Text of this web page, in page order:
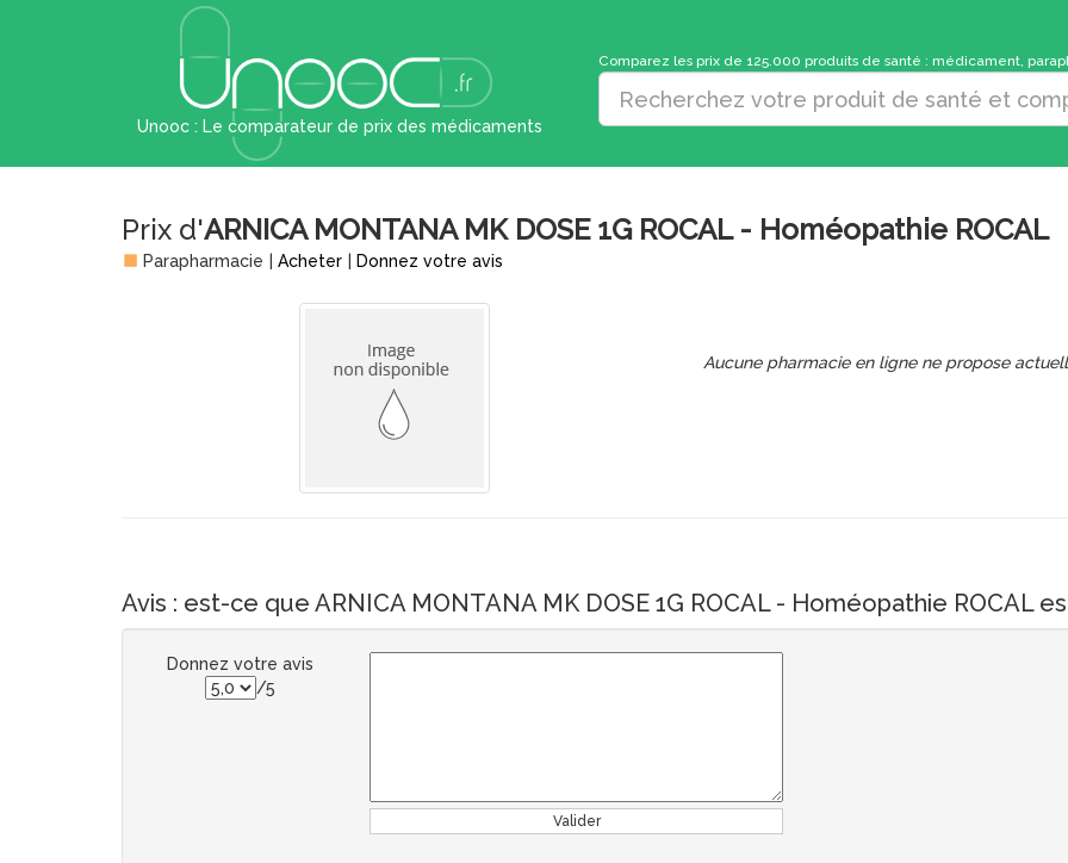
Unooc : Le comparateur de prix des médicaments
Comparez les prix de 125.000 produits de santé : médicament,
Prix d'ARNICA MONTANA MK DOSE 1G ROCAL - Homéopathie ROCAL
Parapharmacie Acheter Donnez votre avis
Aucune pharmacie en ligne ne propose
Avis : est-ce que ARNICA MONTANA MK DOSE 1G ROCAL - Homéopathie ROCAL
Donnez votre avis
/5
Valider